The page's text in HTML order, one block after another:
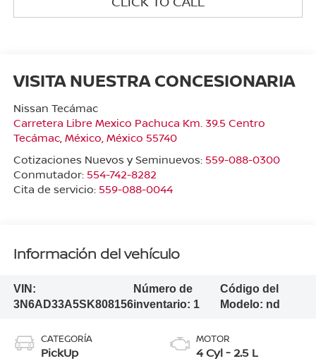
VISITA NUESTRA CONCESIONARIA
Nissan Tecámac
Carretera Libre Mexico Pachuca Km. 39.5 Centro
Tecámac, México, México 55740
Cotizaciones Nuevos y Seminuevos: 559-088-0300
Conmutador: 554-742-8282
Cita de servicio: 559-088-0044
Información del vehículo
VIN:
3N6AD33A5SK808156
Número de
inventario: 1
Código del
Modelo: nd
CATEGORÍA
PickUp
MOTOR
4 Cyl - 2.5 L